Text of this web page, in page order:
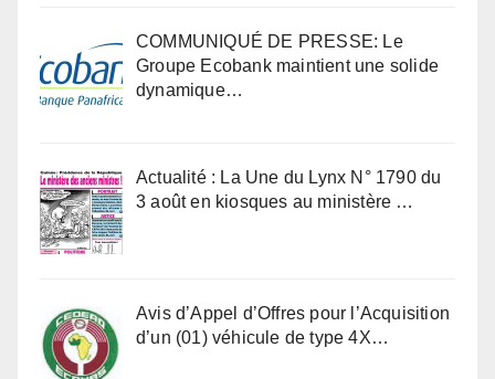
COMMUNIQUÉ DE PRESSE: Le
Groupe Ecobank maintient une solide
dynamique…
Actualité : La Une du Lynx N° 1790 du
3 août en kiosques au ministère …
Avis d’Appel d’Offres pour l’Acquisition
d’un (01) véhicule de type 4X…